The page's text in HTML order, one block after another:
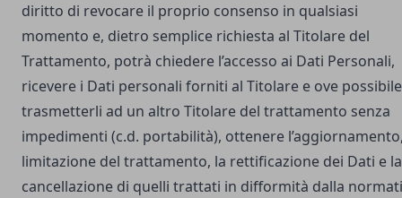
diritto di revocare il proprio consenso in qualsiasi
momento e, dietro semplice richiesta al Titolare del
Trattamento, potrà chiedere l’accesso ai Dati Personali,
ricevere i Dati personali forniti al Titolare e ove possibile
trasmetterli ad un altro Titolare del trattamento senza
impedimenti (c.d. portabilità), ottenere
limitazione del trattamento, la rettificazione dei Dati e la
cancellazione di quelli trattati in difformità dalla